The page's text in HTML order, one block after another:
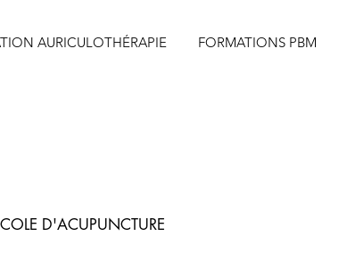
AURICULOTHÉRAPIE FORMATIONS PBM
D'ACUPUNCTURE